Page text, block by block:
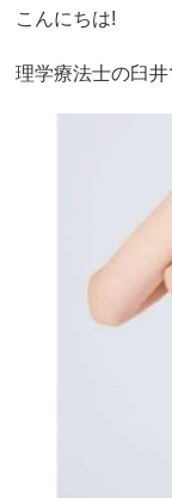
こんにちは!
理学療法士の臼井